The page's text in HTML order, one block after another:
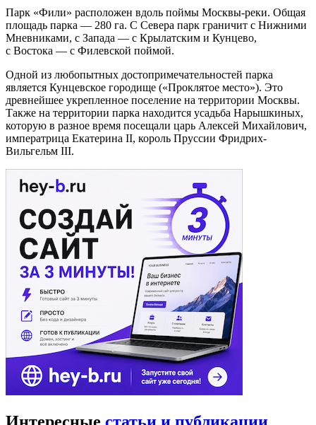
Парк «Фили» расположен вдоль поймы Москвы-реки. Общая
площадь парка — 280 га. С Севера парк граничит с Нижними
Мневниками, с Запада — с Крылатским и Кунцево,
с Востока — с Филевской поймой.
Одной из любопытных достопримечательностей парка
является Кунцевское городище («Проклятое место»). Это
древнейшее укрепленное поселение на территории Москвы.
Также на территории парка находится усадьба Нарышкиных,
которую в разное время посещали царь Алексей Михайлович,
императрица Екатерина II, король Пруссии Фридрих-
Вильгельм III.